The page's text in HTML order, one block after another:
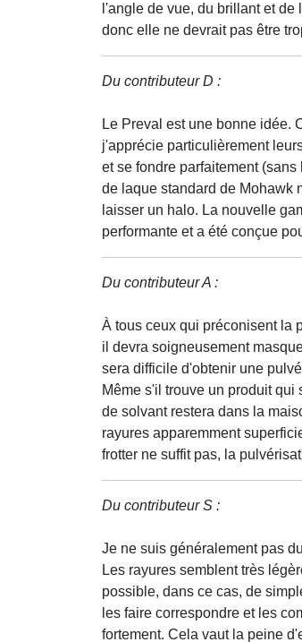
l'angle de vue, du brillant et
donc elle ne devrait pas être
Du contributeur D :
Le Preval est une bonne idée.
j'apprécie particulièrement
et se fondre parfaitement
de laque standard de Mohawk
laisser un halo. La nouvelle
performante et a été conçue
Du contributeur A :
À tous ceux qui préconisent la
il devra soigneusement
sera difficile d'obtenir une
Même s'il trouve un produit
de solvant restera dans la
rayures apparemment
frotter ne suffit pas, la
Du contributeur S :
Je ne suis généralement pas
Les rayures semblent très
possible, dans ce cas, de
les faire correspondre et les
fortement. Cela vaut la peine